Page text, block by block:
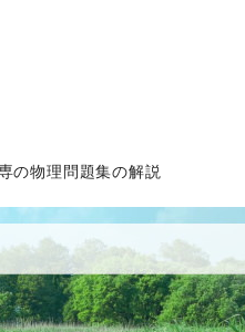
の物理問題集の解説